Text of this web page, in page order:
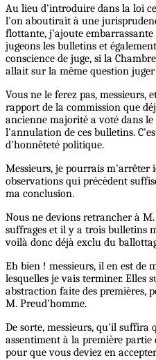
Au lieu d'introduire dans la loi
l'on aboutirait à une
flottante, j'ajoute
jugeons les bulletins et
conscience de juge, si la
allait sur la même question
Vous ne le ferez pas, messieurs,
rapport de la commission que
ancienne majorité a voté dans
l'annulation de ces bulletins.
d'honnêteté politique.
Messieurs, je pourrais m'arrêter
observations qui précèdent
ma conclusion.
Nous ne devions retrancher à
suffrages et il y a trois bulletins
voilà donc déjà exclu du
Eh bien ! messieurs, il en est de
lesquelles je vais terminer. Elles
abstraction faite des premières,
M. Preud'homme.
De sorte, messieurs, qu'il suffira
assentiment à la première partie
pour que vous deviez en